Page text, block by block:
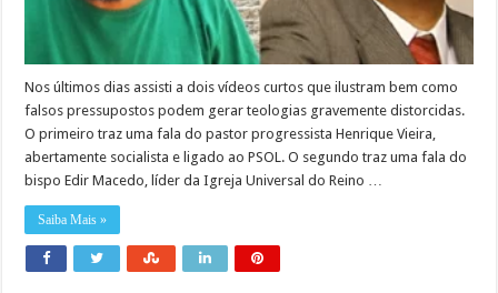
Nos últimos dias assisti a dois vídeos curtos que ilustram bem como
falsos pressupostos podem gerar teologias gravemente distorcidas.
O primeiro traz uma fala do pastor progressista Henrique Vieira,
abertamente socialista e ligado ao PSOL. O segundo traz uma fala do
bispo Edir Macedo, líder da Igreja Universal do Reino …
Saiba Mais »